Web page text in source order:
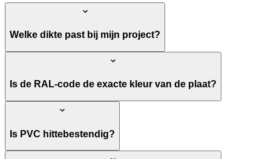
Welke dikte past bij mijn project?
Is de RAL-code de exacte kleur van de plaat?
Is PVC hittebestendig?